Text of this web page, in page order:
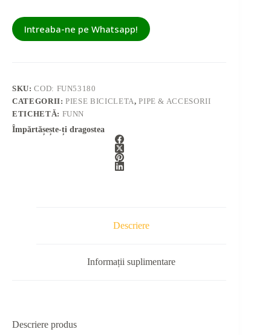
Intreaba-ne pe Whatsapp!
SKU:COD: FUN53180
CATEGORII:PIESE BICICLETA,PIPE & ACCESORII
ETICHETĂ: FUNN
Împărtășește-ți dragostea
Descriere
Informații suplimentare
Descriere produs